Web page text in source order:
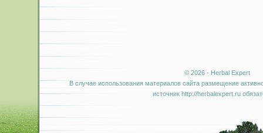
© 2026 - Herbal Expert
В случае использования материалов сайта размещение
источник http://herbalexpert.ru